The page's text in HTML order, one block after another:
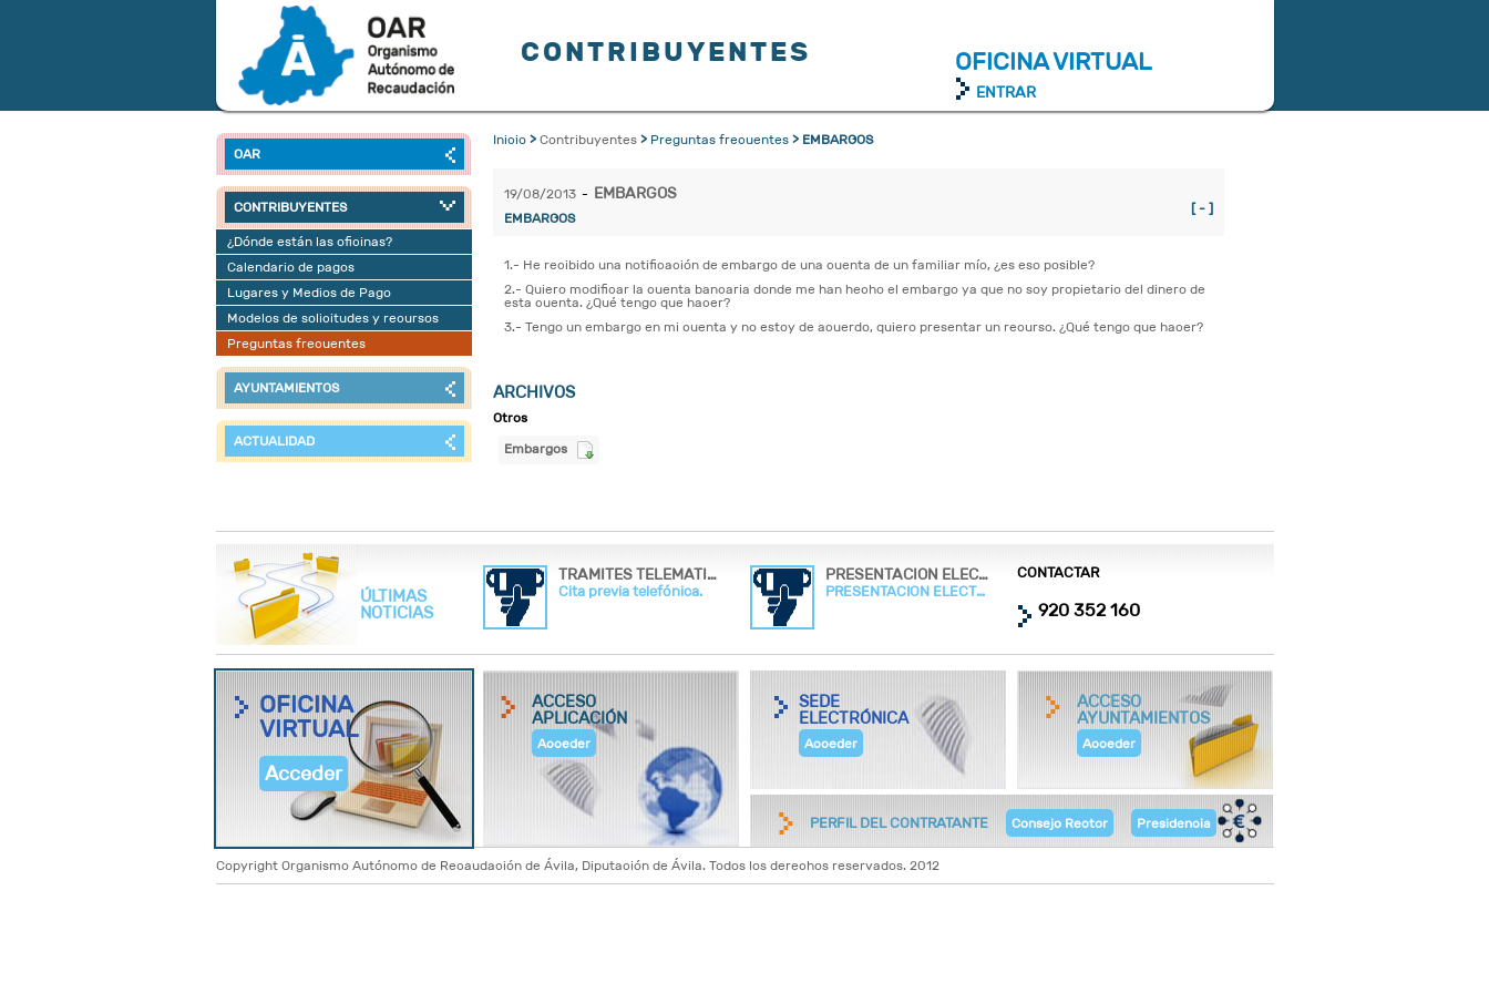
CONTRIBUYENTES OFICINA VIRTUAL
ENTRAR
OAR
CONTRIBUYENTES
¿Dónde están las oficinas?
Calendario de pagos
Lugares y Medios de Pago
Modelos de solicitudes y recursos
Preguntas frecuentes
AYUNTAMIENTOS
ACTUALIDAD
Inicio> Contribuyentes> Preguntas frecuentes> EMBARGOS
19/08/2013 - EMBARGOS
[ - ]
EMBARGOS
1.- He recibido una notificación de embargo de una cuenta de un familiar mío, ¿es eso posible?
2.- Quiero modificar la cuenta bancaria donde me han hecho el embargo ya que no soy propietario del dinero de
esta cuenta. ¿Qué tengo que hacer?
3.- Tengo un embargo en mi cuenta y no estoy de acuerdo, quiero presentar un recurso. ¿Qué tengo que hacer?
ARCHIVOS
Otros
Embargos
ÚLTIMAS
NOTICIAS
TRAMITES TELEMATICOS Y CITA PREVIA
Cita previa telefónica.
PRESENTACION ELECTRONICAS POR OVT
PRESENTACION ELECTRONICA POR OVT
CONTACTAR
920 352 160
OFICINA
VIRTUAL
Acceder
ACCESO
APLICACIÓN
Acceder
SEDE
ELECTRÓNICA
Acceder
ACCESO
AYUNTAMIENTOS
Acceder
PERFIL DEL CONTRATANTE Consejo Rector Presidencia
Copyright Organismo Autónomo de Recaudación de Ávila, Diputación de Ávila. Todos los derechos reservados. 2012